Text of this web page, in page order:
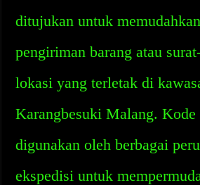
ditujukan untuk
pengiriman barang atau
lokasi yang terletak di
Karangbesuki Malang.
digunakan oleh berbagai
ekspedisi untuk